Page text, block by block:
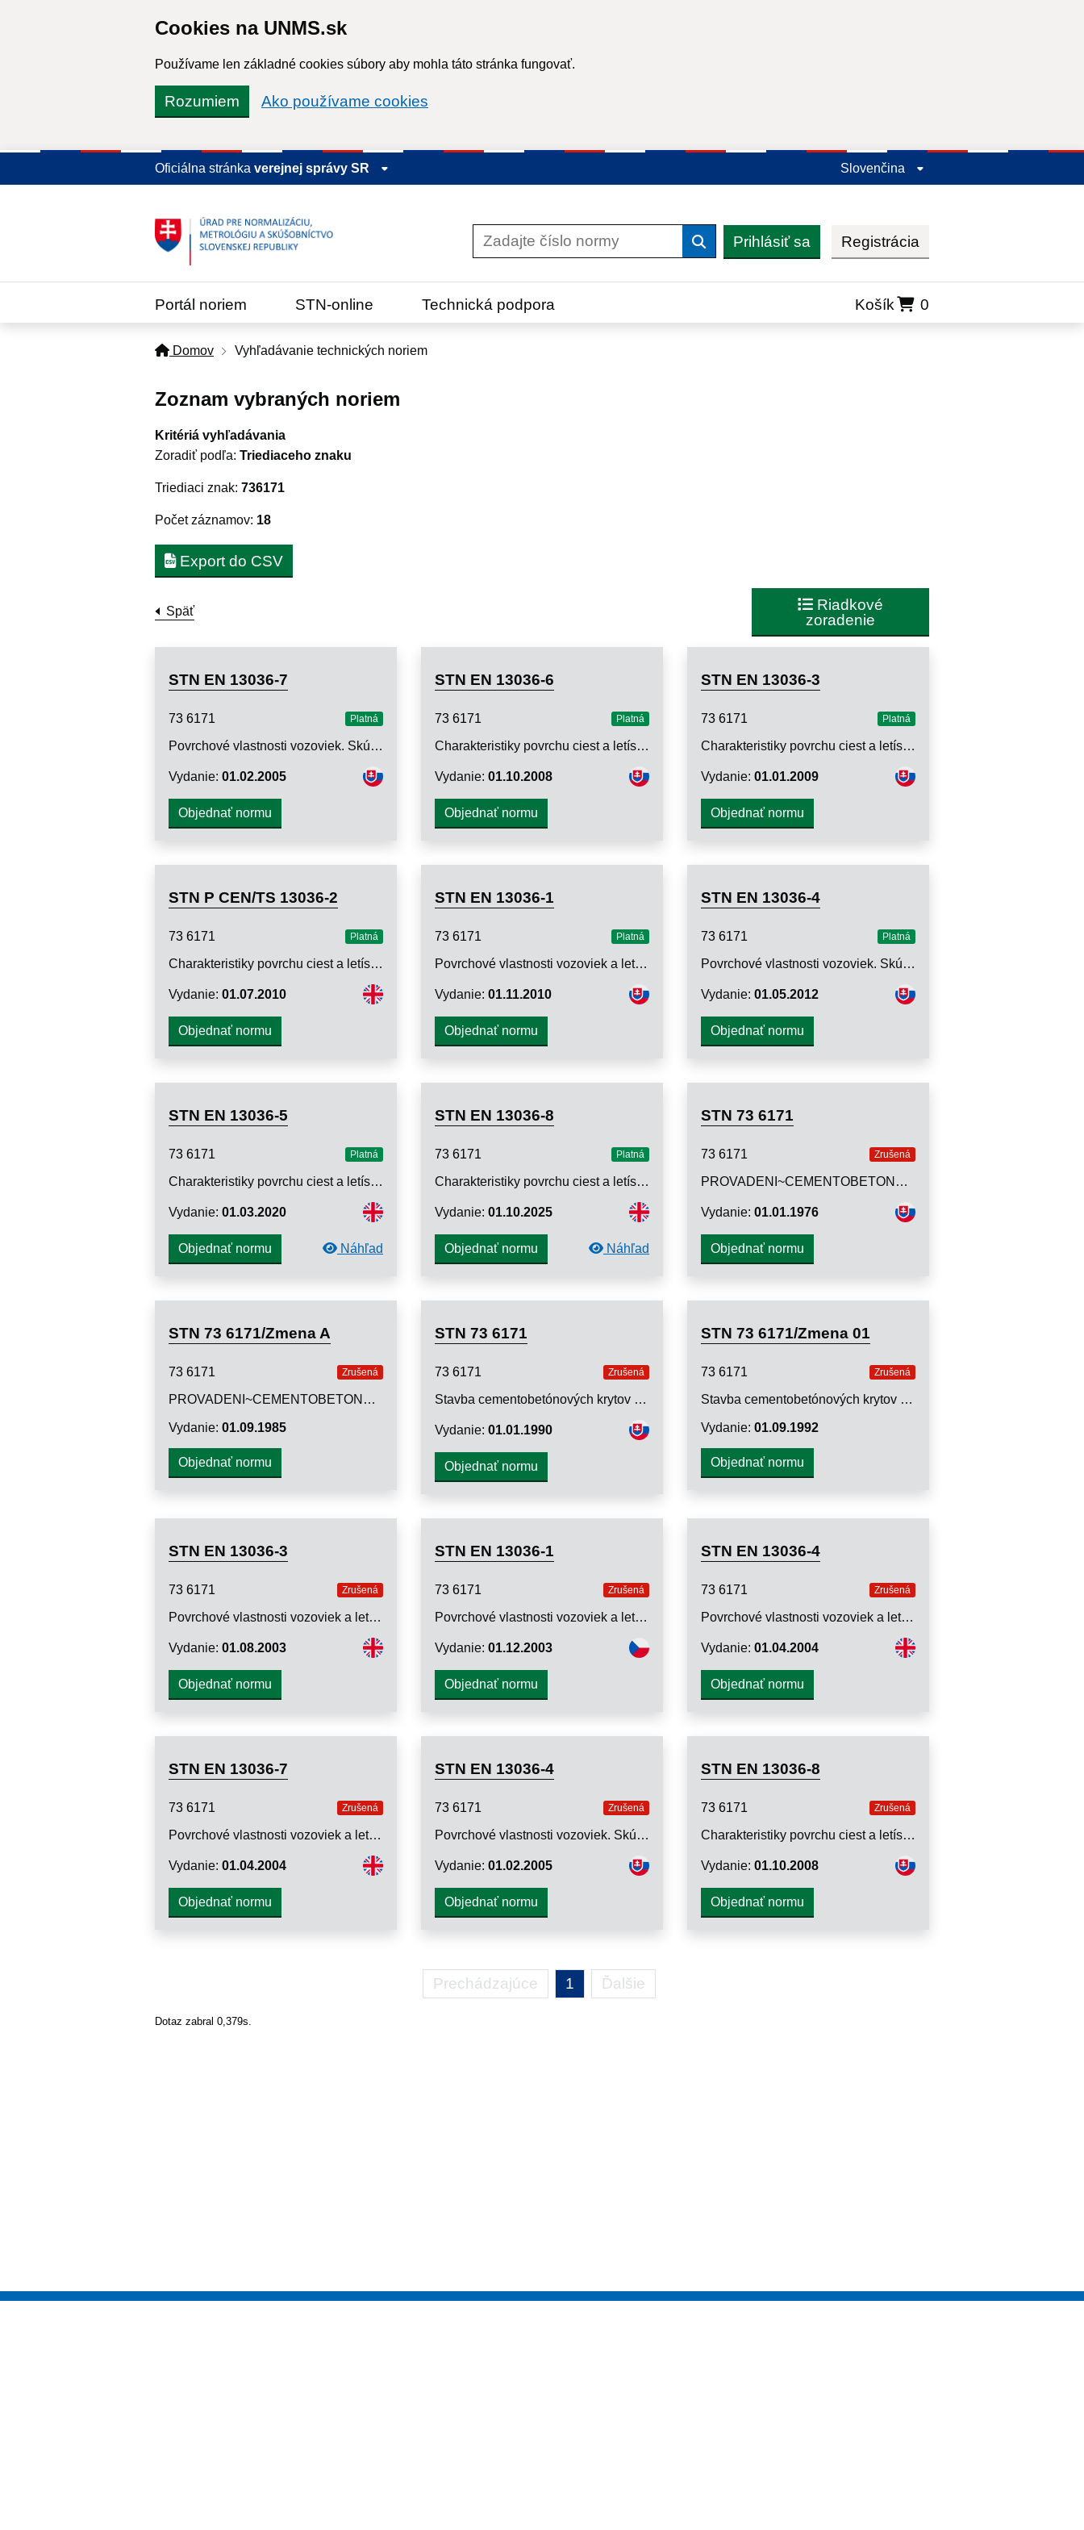
Cookies na UNMS.sk
Používame len základné cookies súbory aby mohla táto stránka fungovať.
Rozumiem Ako používame cookies
Oficiálna stránka verejnej správy SR Slovenčina
VyhľadaťPrihlásiť sa Registrácia
Portál noriem STN-online Technická podpora Košík 0
Domov Vyhľadávanie technických noriem
Zoznam vybraných noriem
Kritériá vyhľadávania
Zoradiť podľa: Triediaceho znaku
Triediaci znak: 736171
Počet záznamov: 18
Export do CSV
Späť
Riadkové
zoradenie
STN EN 13036-7
73 6171 Platná
Povrchové vlastnosti vozoviek. Skúšobné metódy. Časť 7: Meranie nerovnosti vrstiev vozovky latou
Vydanie: 01.02.2005
Objednať normu
STN EN 13036-6
73 6171 Platná
Charakteristiky povrchu ciest a letísk. Skúšobné metódy. Časť 6: Meranie rovnosti priečnych a pozdĺžnych profilov a vĺn megatextúry
Vydanie: 01.10.2008
Objednať normu
STN EN 13036-3
73 6171 Platná
Charakteristiky povrchu ciest a letísk. Skúšobné metódy. Časť 3: Meranie vodorovných drenážnych vlastností povrchu vozovky
Vydanie: 01.01.2009
Objednať normu
STN P CEN/TS 13036-2
73 6171 Platná
Charakteristiky povrchu ciest a letísk. Časť 2: Metóda na stanovenie odolnosti proti šmyku povrchu vozovky pomocou dynamických meracích systémov
Vydanie: 01.07.2010
Objednať normu
STN EN 13036-1
73 6171 Platná
Povrchové vlastnosti vozoviek a letiskových plôch. Skúšobné metódy. Časť 1: Meranie hĺbky makrotextúry povrchu vozovky odmernou metódou
Vydanie: 01.11.2010
Objednať normu
STN EN 13036-4
73 6171 Platná
Povrchové vlastnosti vozoviek. Skúšobné metódy. Časť 4: Metóda merania odporu povrchu proti šmyku. Skúška kyvadlom
Vydanie: 01.05.2012
Objednať normu
STN EN 13036-5
73 6171 Platná
Charakteristiky povrchu ciest a letísk. Skúšobné metódy. Časť 5: Stanovenie indexov pozdĺžnej nerovnosti
Vydanie: 01.03.2020
Objednať normu Náhľad
STN EN 13036-8
73 6171 Platná
Charakteristiky povrchu ciest a letísk. Skúšobné metódy. Časť 8: Stanovenie parametrov priečnej nerovnosti a priečneho sklonu
Vydanie: 01.10.2025
Objednať normu Náhľad
STN 73 6171
73 6171 Zrušená
PROVADENI~CEMENTOBETONOVYCH~VOZOVEK
Vydanie: 01.01.1976
Objednať normu
STN 73 6171/Zmena A
73 6171 Zrušená
PROVADENI~CEMENTOBETONOVYCH~VOZOVEK
Vydanie: 01.09.1985
Objednať normu
STN 73 6171
73 6171 Zrušená
Stavba cementobetónových krytov vozoviek
Vydanie: 01.01.1990
Objednať normu
STN 73 6171/Zmena 01
73 6171 Zrušená
Stavba cementobetónových krytov vozoviek
Vydanie: 01.09.1992
Objednať normu
STN EN 13036-3
73 6171 Zrušená
Povrchové vlastnosti vozoviek a letiskových plôch. Skúšobné metódy. Časť 3: Meranie vodorovných drenážnych vlastností povrchu vozovky
Vydanie: 01.08.2003
Objednať normu
STN EN 13036-1
73 6171 Zrušená
Povrchové vlastnosti vozoviek a letiskových plôch. Skúšobné metódy. Časť 1: Meranie hĺbky makrotextúry povrchu vozovky odmernou metódou
Vydanie: 01.12.2003
Objednať normu
STN EN 13036-4
73 6171 Zrušená
Povrchové vlastnosti vozoviek a letiskových plôch. Skúšobné metódy. Časť 4: Metóda na meranie protišmykových vlastností povrchu. Kyvadlo
Vydanie: 01.04.2004
Objednať normu
STN EN 13036-7
73 6171 Zrušená
Povrchové vlastnosti vozoviek a letiskových plôch. Skúšobné metódy. Časť 7: Meranie jednotlivých nerovností povrchu vozovky latou
Vydanie: 01.04.2004
Objednať normu
STN EN 13036-4
73 6171 Zrušená
Povrchové vlastnosti vozoviek. Skúšobné metódy. Časť 4: Metóda merania odporu povrchu proti šmyku. Skúška kyvadlom
Vydanie: 01.02.2005
Objednať normu
STN EN 13036-8
73 6171 Zrušená
Charakteristiky povrchu ciest a letísk. Skúšobné metódy. Časť 8: Stanovenie parametrov priečnej nerovnosti
Vydanie: 01.10.2008
Objednať normu
Prechádzajúce 1 Ďalšie
Dotaz zabral 0,379s.